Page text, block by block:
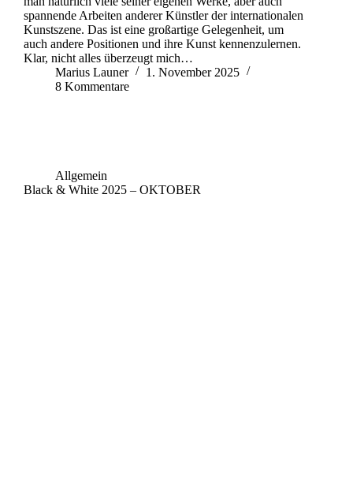
spannende Arbeiten anderer Künstler der internationalen
Kunstszene. Das ist eine großartige Gelegenheit, um
auch andere Positionen und ihre Kunst kennenzulernen.
Klar, nicht alles überzeugt mich…
Marius Launer
1. November 2025
8 Kommentare
Allgemein
Black & White 2025 – OKTOBER